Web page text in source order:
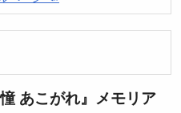
あこがれ』メモリア